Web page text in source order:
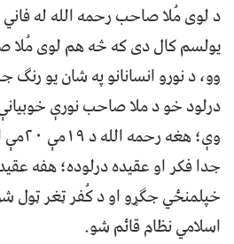
د لوی مُلا صاحب رحمه الله له
یولسم کال دی که څه هم لوی مُلا
وو، د نورو انسانانو په شان یو
درلود خو د ملا صاحب نورې
جدا فکر او عقیده درلوده؛ هفه
خپلمنځي جګړو او د کُفر ټغر ټول
اسلامي نظام قائم شو.